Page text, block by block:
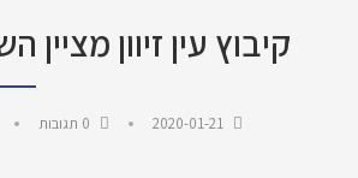
קיבוץ עין זיוון מציין השבוע 52
2020-01-21